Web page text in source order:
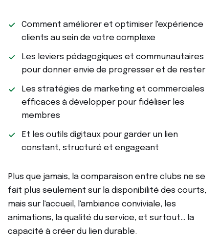
Comment améliorer et optimiser l'expérience
clients au sein de votre complexe
Les leviers pédagogiques et communautaires
pour donner envie de progresser et de rester
Les stratégies de marketing et commerciales
efficaces à développer pour fidéliser les
membres
Et les outils digitaux pour garder un lien
constant, structuré et engageant
Plus que jamais, la comparaison entre clubs ne se
fait plus seulement sur la disponibilité des courts,
mais sur l'accueil, l'ambiance conviviale, les
animations, la qualité du service, et surtout… la
capacité à créer du lien durable.